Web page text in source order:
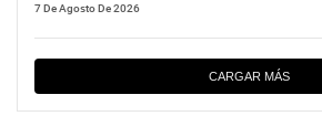
7 De Agosto De 2026
CARGAR MÁS